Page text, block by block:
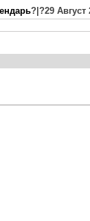
?|?29 Август